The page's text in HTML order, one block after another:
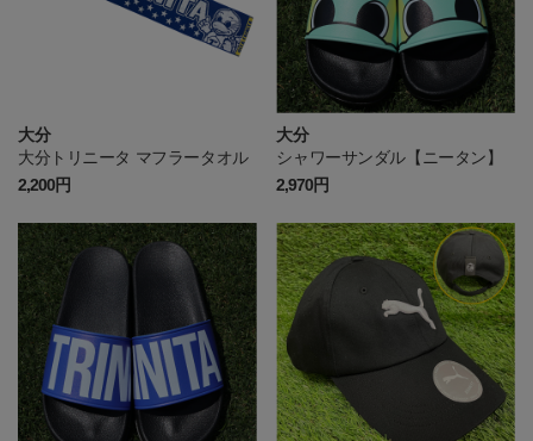
大分
大分トリニータ マフラータオル
2,200円
大分
シャワーサンダル【ニータン】
2,970円